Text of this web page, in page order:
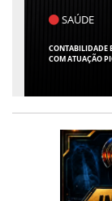
SAÚDE
CONTABILIDADE
COM ATUAÇÃO PIONEIRA DA